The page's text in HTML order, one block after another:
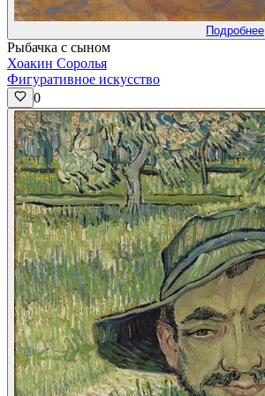
Подробнее
Рыбачка с сыном
Хоакин Соролья
Фигуративное искусство
0